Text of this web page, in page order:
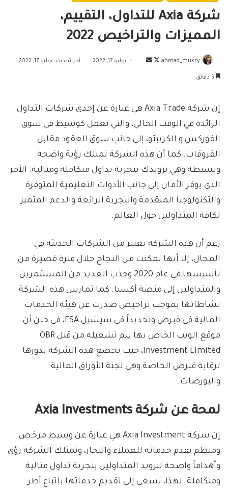
شركة Axia للتداول، التقييم،
المميزات والتراخيص 2022
ahmad_mukry
تابعأرسل
يوليو 17, 2022 آخر تحديث: يوليو 17, 2022
إن شركة Axia Trade هي عبارة عن إحدى شركات التداول
الرائدة في الوقت الحالي، والتي تعمل كوسيط في سوق
الفوركس و الكريبتو، إلى جانب سوق العقود مقابل
الفروقات. كما أن هذه الشركة تمتلك رؤية واضحة
وبسيطة وهي تزويدك بتجربة تداول متكاملة ومثالية. الأمر
الذي يوفر الأمان إلى جانب الأدوات التعليمية المتوفرة
والتكنولوجيا المتقدمة والتجربة الرائعة والدعم المتميز
لكافة المتداولين حول العالم.
رغم أن هذه الشركة تعتبر من الشركات الحديثة في
المجال، إلا أنها تمكنت من النجاح خلال فترة قصيرة من
تأسيسها في عام 2020 وجذب العديد من المستثمرين
والمتداولين إلى منصة أكسيا. كما تمارس هذه الشركة
نشاطاتها بموجب تراخيص صدرت عن هيئة الخدمات
المالية في قبرص وتحديداً في سيشيل FSA، في حين أن
موقع الويب الخاص بها يتم تشغيله من قبل OBR
Investment Limited، حيث تخضع هذه الشركة بدورها
لرقابة قبرص الخاصة وهي لجنة الأوراق المالية
والبورصات.
لمحة عن شركة Axia Investments
إن شركة Axia Investment هي عبارة عن وسيط مرخص
ومنظم يقدم خدماته للعملاء والتجار، وتمتلك الشركة رؤى
وأهدافاً واضحة لتزويد المتداولين بتجربة تداول مثالية
ومتكاملة. لهذا، تسعى إلى تقديم خدماتها باتباع أطر